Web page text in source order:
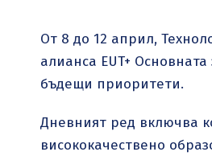
От 8 до 12 април,
алианса EUT+
бъдещи приоритети.
Дневният ред включва
висококачествено